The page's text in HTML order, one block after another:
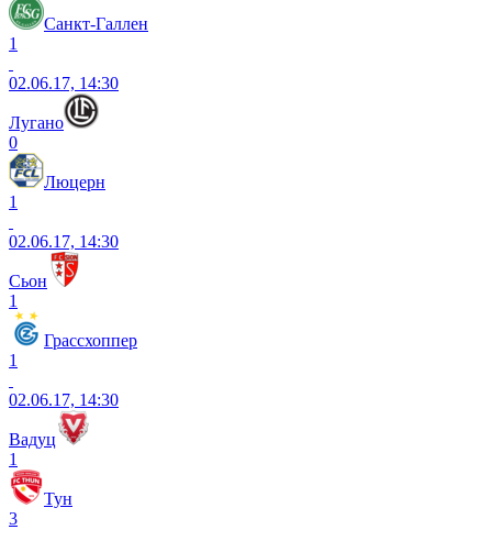
Санкт-Галлен
1
02.06.17, 14:30
Лугано
0
Люцерн
1
02.06.17, 14:30
Сьон
1
Грассхоппер
1
02.06.17, 14:30
Вадуц
1
Тун
3